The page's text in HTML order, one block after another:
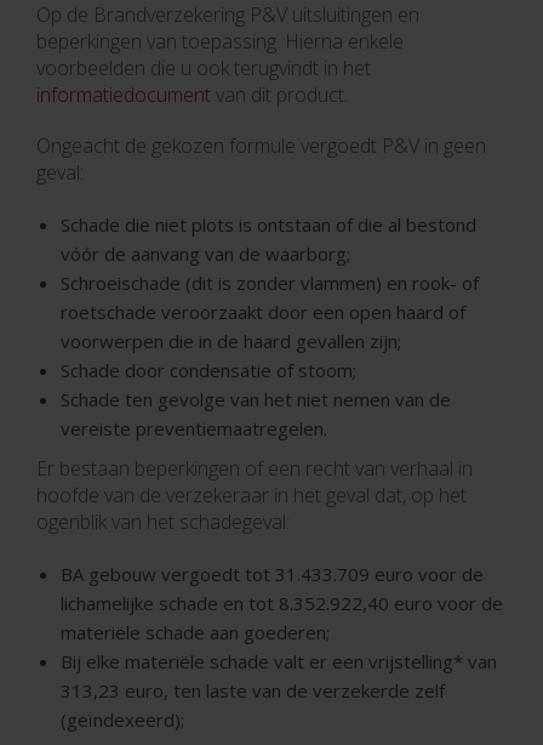
Op de Brandverzekering P&V uitsluitingen en
beperkingen van toepassing. Hierna enkele
voorbeelden die u ook terugvindt in het
informatiedocumentvan dit product.
Ongeacht de gekozen formule vergoedt P&V in geen
geval:
Schade die niet plots is ontstaan of die al bestond
vóór de aanvang van de waarborg;
Schroeischade (dit is zonder vlammen) en rook- of
roetschade veroorzaakt door een open haard of
voorwerpen die in de haard gevallen zijn;
Schade door condensatie of stoom;
Schade ten gevolge van het niet nemen van de
vereiste preventiemaatregelen.
Er bestaan beperkingen of een recht van verhaal in
hoofde van de verzekeraar in het geval dat, op het
ogenblik van het schadegeval:
BA gebouw vergoedt tot 31.433.709 euro voor de
lichamelijke schade en tot 8.352.922,40 euro voor de
materiële schade aan goederen;
Bij elke materiële schade valt er een vrijstelling* van
313,23 euro, ten laste van de verzekerde zelf
(geïndexeerd);